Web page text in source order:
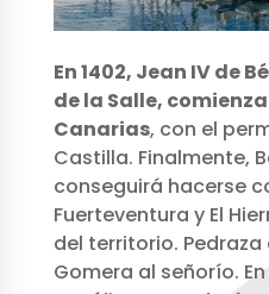
En 1402, Jean IV de
de la Salle,
Canarias, con el
Castilla. Finalmente,
conseguirá hacerse
Fuerteventura y El
del territorio. Pedraza
Gomera al señorío. En